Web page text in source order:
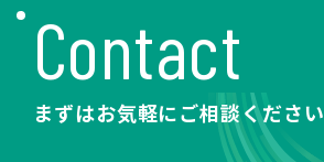
Contact
まずはお気軽にご相談ください